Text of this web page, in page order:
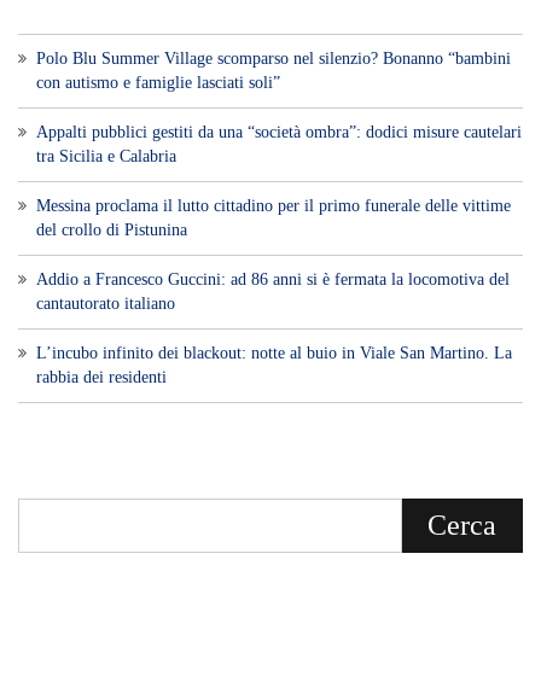
Polo Blu Summer Village scomparso nel silenzio? Bonanno “bambini
con autismo e famiglie lasciati soli”
Appalti pubblici gestiti da una “società ombra”: dodici misure cautelari
tra Sicilia e Calabria
Messina proclama il lutto cittadino per il primo funerale delle vittime
del crollo di Pistunina
Addio a Francesco Guccini: ad 86 anni si è fermata la locomotiva del
cantautorato italiano
L’incubo infinito dei blackout: notte al buio in Viale San Martino. La
rabbia dei residenti